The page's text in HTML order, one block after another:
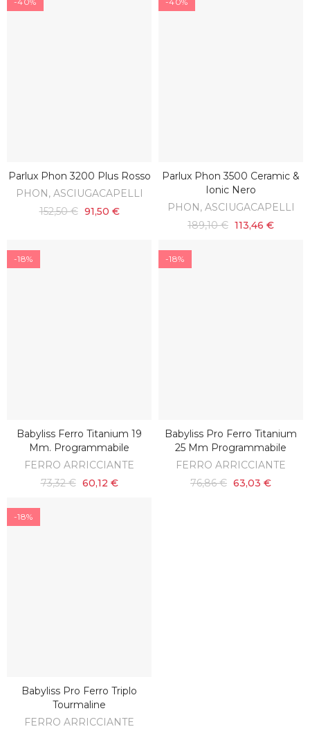
AGGIUNGI AL CARRELLO
Parlux Phon 3200 Plus Rosso
PHON, ASCIUGACAPELLI
152,50 € 91,50 €
AGGIUNGI AL CARRELLO
Parlux Phon 3500 Ceramic &
Ionic Nero
PHON, ASCIUGACAPELLI
189,10 € 113,46 €
-18%
AGGIUNGI AL CARRELLO
Babyliss Ferro Titanium 19
Mm. Programmabile
FERRO ARRICCIANTE
73,32 € 60,12 €
-18%
AGGIUNGI AL CARRELLO
Babyliss Pro Ferro Titanium
25 Mm Programmabile
FERRO ARRICCIANTE
76,86 € 63,03 €
-18%
AGGIUNGI AL CARRELLO
Babyliss Pro Ferro Triplo
Tourmaline
FERRO ARRICCIANTE